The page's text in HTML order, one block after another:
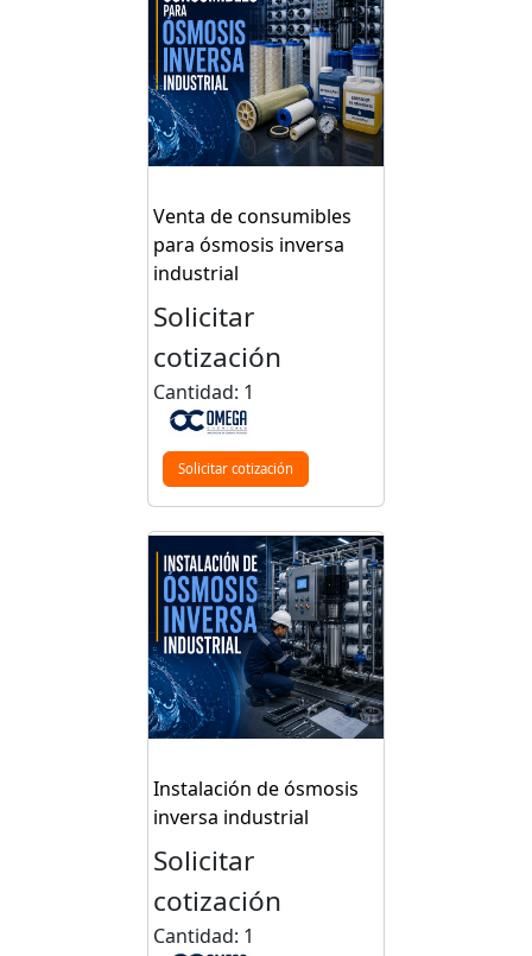
Venta de consumibles
para ósmosis inversa
industrial
Solicitar
cotización
Cantidad: 1
Solicitar cotización
Instalación de ósmosis
inversa industrial
Solicitar
cotización
Cantidad: 1